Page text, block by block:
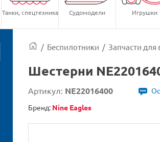
Танки, спецтехника Судомодели Игрушки
/ Беспилотники / Запчасти для
Шестерни
Артикул: NE22016400
Бренд: Nine Eagles